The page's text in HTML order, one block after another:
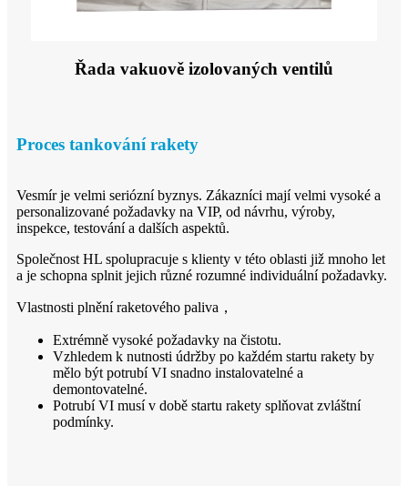
Řada vakuově izolovaných ventilů
Proces tankování rakety
Vesmír je velmi seriózní byznys. Zákazníci mají velmi vysoké a
personalizované požadavky na VIP, od návrhu, výroby,
inspekce, testování a dalších aspektů.
Společnost HL spolupracuje s klienty v této oblasti již mnoho let
a je schopna splnit jejich různé rozumné individuální požadavky.
Vlastnosti plnění raketového paliva ，
Extrémně vysoké požadavky na čistotu.
Vzhledem k nutnosti údržby po každém startu rakety by
mělo být potrubí VI snadno instalovatelné a
demontovatelné.
Potrubí VI musí v době startu rakety splňovat zvláštní
podmínky.